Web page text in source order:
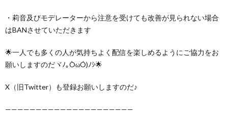
・莉音及びモデレーターから注意を受けても改善が見られない場合
はBANさせていただきます
🌟一人でも多くの人が気持ちよく配信を楽しめるようにご協力をお
願いしますのだヾﾉ｡ÒωÓ)ﾉｼ🌟
X（旧Twitter）も登録お願いしますのだ♪
—————————————————————